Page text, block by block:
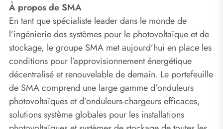
À propos de SMA
En tant que spécialiste leader dans le monde de
l’ingénierie des systèmes pour le photovoltaïque et de
stockage, le groupe SMA met aujourd’hui en place les
conditions pour l’approvisionnement énergétique
décentralisé et renouvelable de demain. Le portefeuille
de SMA comprend une large gamme d’onduleurs
photovoltaïques et d’onduleurs-chargeurs efficaces,
solutions système globales pour les installations